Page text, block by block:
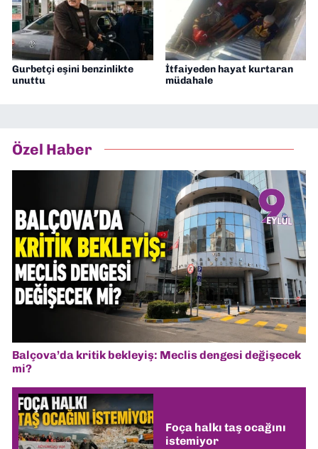
Gurbetçi eşini benzinlikte
unuttu
İtfaiyeden hayat kurtaran
müdahale
Özel Haber
Balçova’da kritik bekleyiş: Meclis dengesi değişecek
mi?
Foça halkı taş ocağını
istemiyor